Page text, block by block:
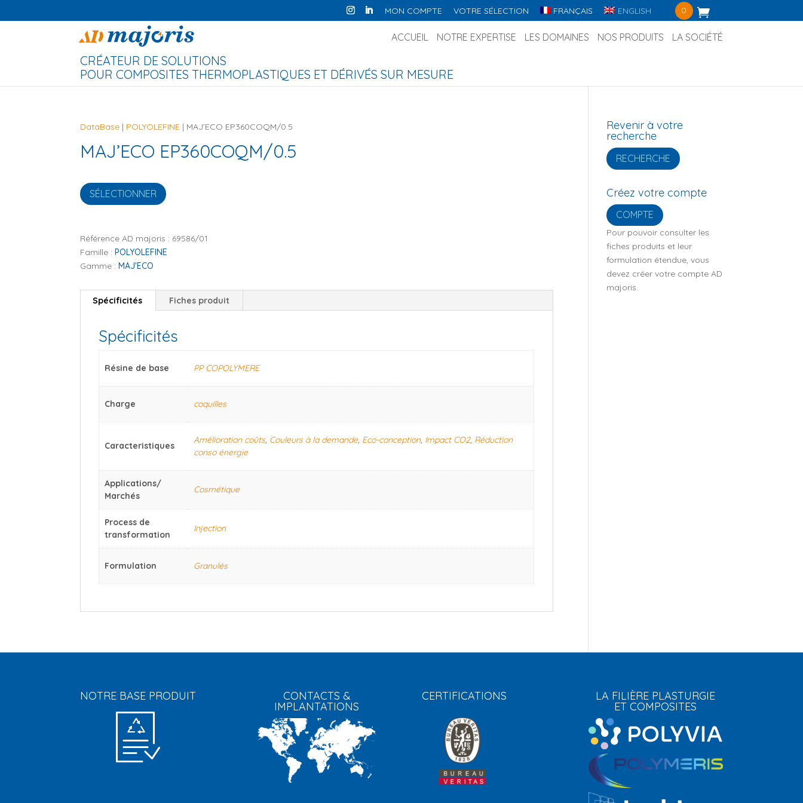
MON COMPTE VOTRE SÉLECTION FRANÇAIS ENGLISH 0
CRÉATEUR DE SOLUTIONS
POUR COMPOSITES THERMOPLASTIQUES ET DÉRIVÉS SUR MESURE
ACCUEIL NOTRE EXPERTISE LES DOMAINES NOS PRODUITS LA SOCIÉTÉ
DataBase | POLYOLEFINE | MAJ’ECO EP360COQM/0.5
MAJ’ECO EP360COQM/0.5
SÉLECTIONNER
Référence AD majoris : 69586/01
Famille :POLYOLEFINE
Gamme :MAJ'ECO
Spécificités Fiches produit
Spécificités
Résine de base PP COPOLYMERE
Charge coquilles
Caracteristiques
Amélioration coûts, Couleurs à la demande, Eco-conception, Impact CO2, Réduction
conso énergie
Applications/
Marchés
Cosmétique
Process de
transformation
Injection
Formulation Granulés
Revenir à votre
recherche
RECHERCHE
Créez votre compte
COMPTE
Pour pouvoir consulter les
fiches produits et leur
formulation étendue, vous
devez créer votre compte AD
majoris.
NOTRE BASE PRODUIT CONTACTS &
IMPLANTATIONS
CERTIFICATIONS LA FILIÈRE PLASTURGIE
ET COMPOSITES